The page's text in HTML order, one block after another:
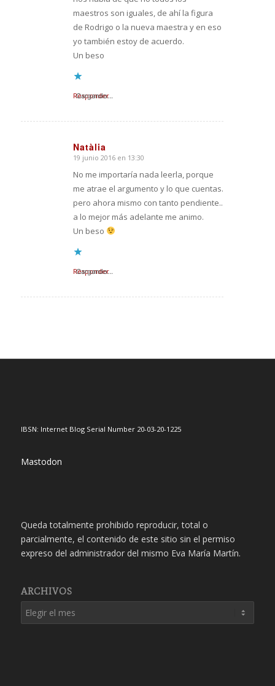
maestros son iguales, de ahí la figura
de Rodrigo o la nueva maestra y en eso
yo también estoy de acuerdo.
Un beso
Cargando...
Responder
Natàlia
Dice:
19 junio 2016 en 13:30
No me importaría nada leerla, porque
me atrae el argumento y lo que cuentas.
pero ahora mismo con tanto pendiente..
a lo mejor más adelante me animo.
Un beso
Cargando...
Responder
IBSN: Internet Blog Serial Number 20-03-20-1225
Mastodon
Queda totalmente prohibido reproducir, total o
parcialmente, el contenido de este sitio sin el permiso
expreso del administrador del mismo Eva María Martín.
ARCHIVOS